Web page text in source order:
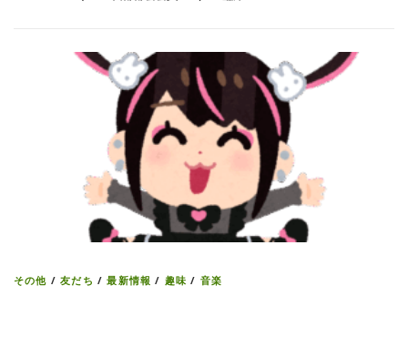
その他 /友だち /最新情報 / 趣味 / 音楽